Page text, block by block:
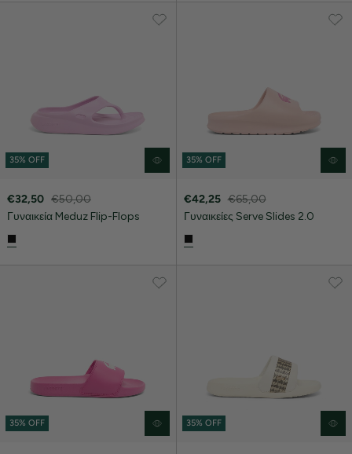
35% OFF
€32,50 €50,00
Γυναικεία Meduz Flip-Flops
35% OFF
€42,25 €65,00
Γυναικείες Serve Slides 2.0
35% OFF 35% OFF